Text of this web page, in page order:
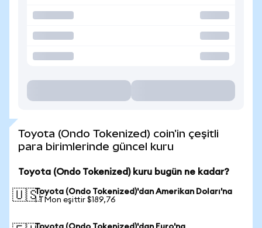
Toyota (Ondo Tokenized) coin'in çeşitli
para birimlerinde güncel kuru
Toyota (Ondo Tokenized) kuru bugün ne kadar?
🇺🇸Toyota (Ondo Tokenized)'dan Amerikan Doları'na
1 TMon eşittir $189,76